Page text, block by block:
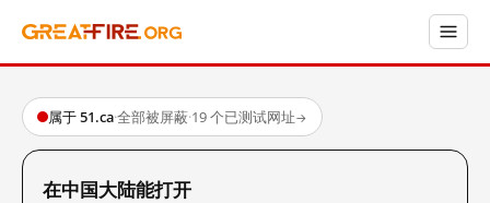
属于 51.ca·全部被屏蔽·19 个已测试网址→
在中国大陆能打开